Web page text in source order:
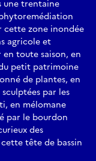
une trentaine
cette zone inondée
agricole et
toute saison, en
petit patrimoine
de plantes, en
par les
en mélomane
par le bourdon
des
tête de bassin